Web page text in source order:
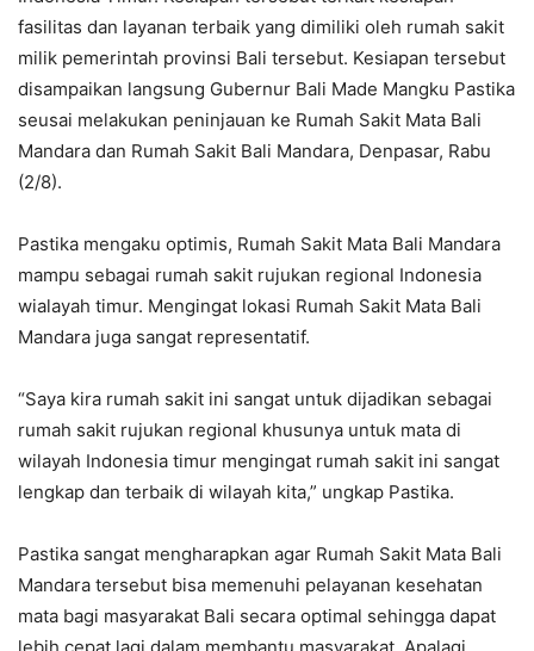
fasilitas dan layanan terbaik yang dimiliki oleh rumah sakit
milik pemerintah provinsi Bali tersebut. Kesiapan tersebut
disampaikan langsung Gubernur Bali Made Mangku Pastika
seusai melakukan peninjauan ke Rumah Sakit Mata Bali
Mandara dan Rumah Sakit Bali Mandara, Denpasar, Rabu
(2/8).
Pastika mengaku optimis, Rumah Sakit Mata Bali Mandara
mampu sebagai rumah sakit rujukan regional Indonesia
wialayah timur. Mengingat lokasi Rumah Sakit Mata Bali
Mandara juga sangat representatif.
“Saya kira rumah sakit ini sangat untuk dijadikan sebagai
rumah sakit rujukan regional khusunya untuk mata di
wilayah Indonesia timur mengingat rumah sakit ini sangat
lengkap dan terbaik di wilayah kita,” ungkap Pastika.
Pastika sangat mengharapkan agar Rumah Sakit Mata Bali
Mandara tersebut bisa memenuhi pelayanan kesehatan
mata bagi masyarakat Bali secara optimal sehingga dapat